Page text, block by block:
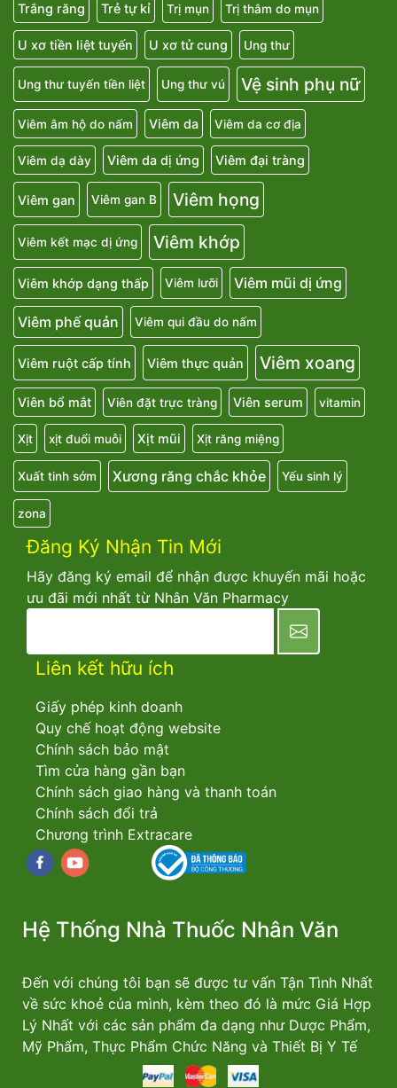
Trắng răng Trẻ tự kỉ Trị mụn Trị thâm do mụn
U xơ tiền liệt tuyến U xơ tử cung Ung thư
Ung thư tuyến tiền liệt Ung thư vú Vệ sinh phụ nữ
Viêm âm hộ do nấm Viêm da Viêm da cơ địa
Viêm dạ dày Viêm da dị ứng Viêm đại tràng
Viêm gan Viêm gan B Viêm họng
Viêm kết mạc dị ứng Viêm khớp
Viêm khớp dạng thấp Viêm lưỡi Viêm mũi dị ứng
Viêm phế quản Viêm qui đầu do nấm
Viêm ruột cấp tính Viêm thực quản Viêm xoang
Viên bổ mắt Viên đặt trực tràng Viên serum vitamin
Xịt xịt đuổi muỗi Xịt mũi Xịt răng miệng
Xuất tinh sớm Xương răng chắc khỏe Yếu sinh lý
zona
Đăng Ký Nhận Tin Mới
Hãy đăng ký email để nhận được khuyến mãi hoặc
ưu đãi mới nhất từ Nhân Văn Pharmacy
Liên kết hữu ích
Giấy phép kinh doanh
Quy chế hoạt động website
Chính sách bảo mật
Tìm cửa hàng gần bạn
Chính sách giao hàng và thanh toán
Chính sách đổi trả
Chương trình Extracare
Facebookyoutube
Hệ Thống Nhà Thuốc Nhân Văn
Đến với chúng tôi bạn sẽ được tư vấn Tận Tình Nhất
về sức khoẻ của mình, kèm theo đó là mức Giá Hợp
Lý Nhất với các sản phẩm đa dạng như Dược Phẩm,
Mỹ Phẩm, Thực Phẩm Chức Năng và Thiết Bị Y Tế